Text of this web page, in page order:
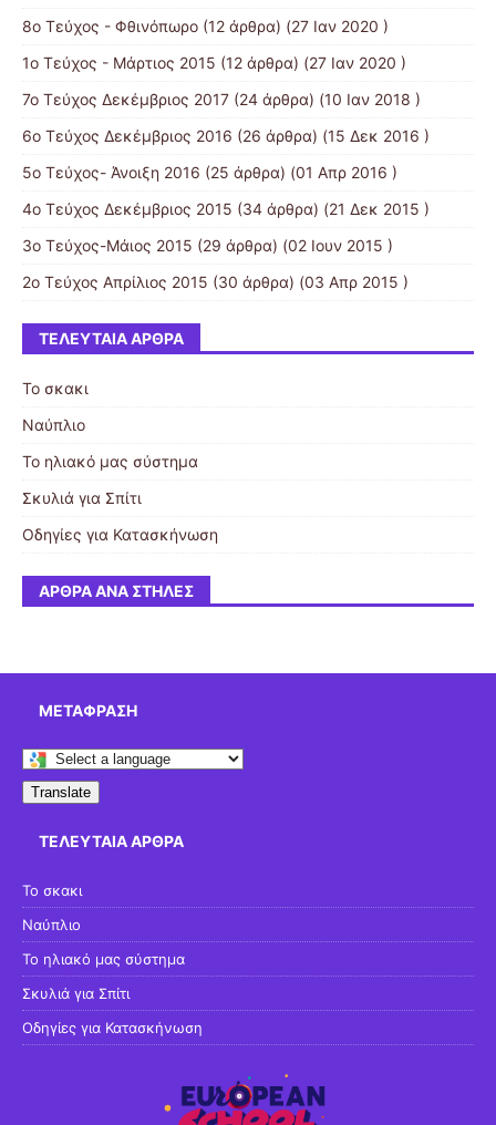
8ο Τεύχος - Φθινόπωρο (12 άρθρα) (27 Ιαν 2020 )
1ο Τεύχος - Μάρτιος 2015 (12 άρθρα) (27 Ιαν 2020 )
7ο Τεύχος Δεκέμβριος 2017 (24 άρθρα) (10 Ιαν 2018 )
6ο Τεύχος Δεκέμβριος 2016 (26 άρθρα) (15 Δεκ 2016 )
5ο Τεύχος- Άνοιξη 2016 (25 άρθρα) (01 Απρ 2016 )
4ο Τεύχος Δεκέμβριος 2015 (34 άρθρα) (21 Δεκ 2015 )
3ο Τεύχος-Μάιος 2015 (29 άρθρα) (02 Ιουν 2015 )
2ο Τεύχος Απρίλιος 2015 (30 άρθρα) (03 Απρ 2015 )
ΤΕΛΕΥΤΑΊΑ ΆΡΘΡΑ
Το σκακι
Ναύπλιο
Το ηλιακό μας σύστημα
Σκυλιά για Σπίτι
Οδηγίες για Κατασκήνωση
ΆΡΘΡΑ ΑΝΆ ΣΤΉΛΕΣ
ΜΕΤΆΦΡΑΣΗ
Translate
ΤΕΛΕΥΤΑΊΑ ΆΡΘΡΑ
Το σκακι
Ναύπλιο
Το ηλιακό μας σύστημα
Σκυλιά για Σπίτι
Οδηγίες για Κατασκήνωση